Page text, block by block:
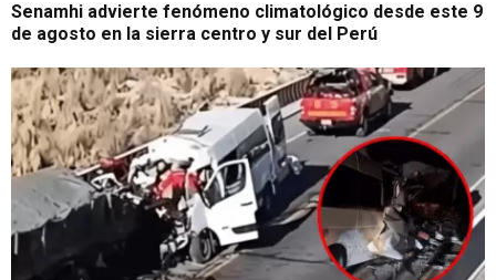
Senamhi advierte fenómeno climatológico desde este 9
de agosto en la sierra centro y sur del Perú